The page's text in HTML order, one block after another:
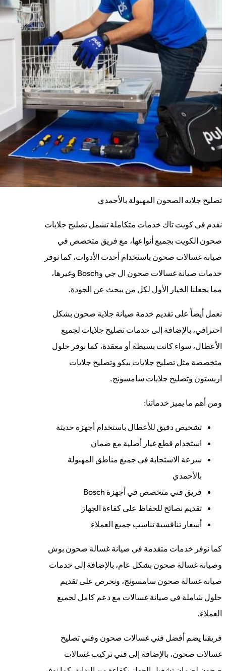
تصليح جلايه الصحون المهبولة بالأحمدي
نقدم في كويت تاك خدمات متكاملة تشمل تصليح جلايات
صحون الكويت بجميع أنواعها، مع فريق متخصص في
صيانة غسالات صحون باستخدام أحدث الأدوات، كما نوفر
خدمات صيانة غسالات صحون ال جي وBosch وغيرها،
مما يجعلنا الخيار الأول لكل من يبحث عن الجودة.
نعمل أيضاً على تقديم خدمة صيانة جلاية صحون بشكل
احترافي، بالإضافة إلى خدمات تصليح جلايات لجميع
الأعطال، سواء كانت بسيطة أو معقدة، كما نوفر حلول
متخصصة مثل تصليح جلايات بيكو وتصليح جلايات
اريستون وتصليح جلايات سامسونج.
ومن أهم ما يميز خدماتنا:
تشخيص دقيق للأعطال باستخدام أجهزة حديثة
استخدام قطع غيار أصلية مع ضمان
سرعة الاستجابة في جميع مناطق المهبولة
بالأحمدي
فريق فني متخصص في أجهزة Bosch
تقديم نصائح للحفاظ على كفاءة الجهاز
أسعار تنافسية تناسب جميع العملاء
كما نوفر خدمات متقدمة في صيانة غسالة صحون بوش
وصيانة غسالة صحون بشكل عام، بالإضافة إلى خدمات
صيانة غسالة صحون سامسونج، ونحرص على تقديم
حلول شاملة في صيانة غسالات مع دعم كامل لجميع
العملاء.
فريقنا يضم أفضل فني غسالات صحون وفني تصليح
غسالات صحون، بالإضافة إلى فني تركيب غسالات